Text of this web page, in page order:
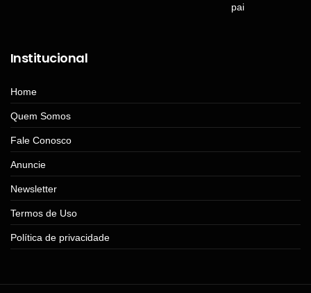
Institucional
Home
Quem Somos
Fale Conosco
Anuncie
Newsletter
Termos de Uso
Política de privacidade